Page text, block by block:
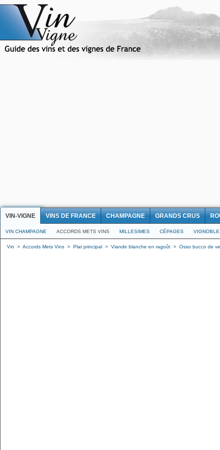
VIN-VIGNE VINS DE FRANCE CHAMPAGNE GRANDS CRUS
VIN CHAMPAGNE ACCORDS METS VINS MILLESIMES CÉPAGES
Vin > Accords Mets Vins > Plat principal > Viande blanche en ragoût > Osso bucco de